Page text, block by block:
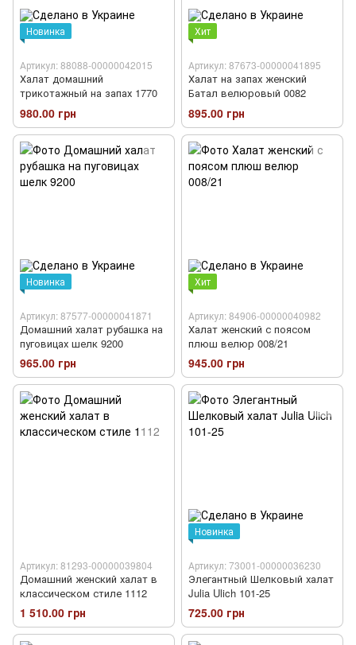
Новинка
Артикул: 88088-00000042015
Халат домашний
трикотажный на запах 1770
980.00 грн
Хит
Артикул: 87673-00000041895
Халат на запах женский
Батал велюровый 0082
895.00 грн
Новинка
Артикул: 87577-00000041871
Домашний халат рубашка на
пуговицах шелк 9200
965.00 грн
Хит
Артикул: 84906-00000040982
Халат женский с поясом
плюш велюр 008/21
945.00 грн
Артикул: 81293-00000039804
Домашний женский халат в
классическом стиле 1112
1 510.00 грн
Новинка
Артикул: 73001-00000036230
Элегантный Шелковый халат
Julia Ulich 101-25
725.00 грн